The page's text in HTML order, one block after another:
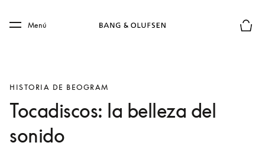
Skip to main footer
Menú
HISTORIA DE BEOGRAM
Tocadiscos: la belleza del
sonido